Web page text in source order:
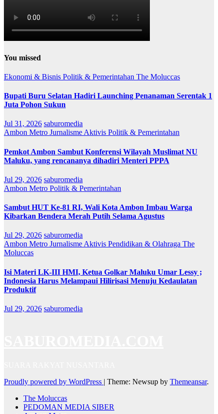
You missed
Ekonomi & Bisnis Politik & Pemerintahan The Moluccas
Bupati Buru Selatan Hadiri Launching Penanaman Serentak 1
Juta Pohon Sukun
Jul 31, 2026 saburomedia
Ambon Metro Jurnalisme Aktivis Politik & Pemerintahan
Pemkot Ambon Sambut Konferensi Wilayah Muslimat NU
Maluku, yang rencananya dihadiri Menteri PPPA
Jul 29, 2026 saburomedia
Ambon Metro Politik & Pemerintahan
Sambut HUT Ke-81 RI, Wali Kota Ambon Imbau Warga
Kibarkan Bendera Merah Putih Selama Agustus
Jul 29, 2026 saburomedia
Ambon Metro Jurnalisme Aktivis Pendidikan & Olahraga The
Moluccas
Isi Materi LK-III HMI, Ketua Golkar Maluku Umar Lessy ;
Indonesia Harus Melampaui Hilirisasi Menuju Kedaulatan
Produktif
Jul 29, 2026 saburomedia
Proudly powered by WordPress | Theme: Newsup by Themeansar.
The Moluccas
PEDOMAN MEDIA SIBER